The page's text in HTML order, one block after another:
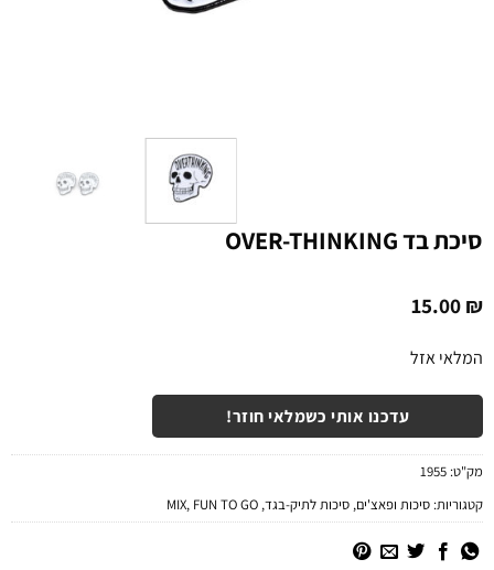
סיכת בד OVER-THINKING
15.00₪
המלאי אזל
עדכנו אותי כשמלאי חוזר!
מק"ט:1955
קטגוריות:סיכות ופאצ'ים,סיכות לתיק-בגד,
MIX ,FUN TO GO